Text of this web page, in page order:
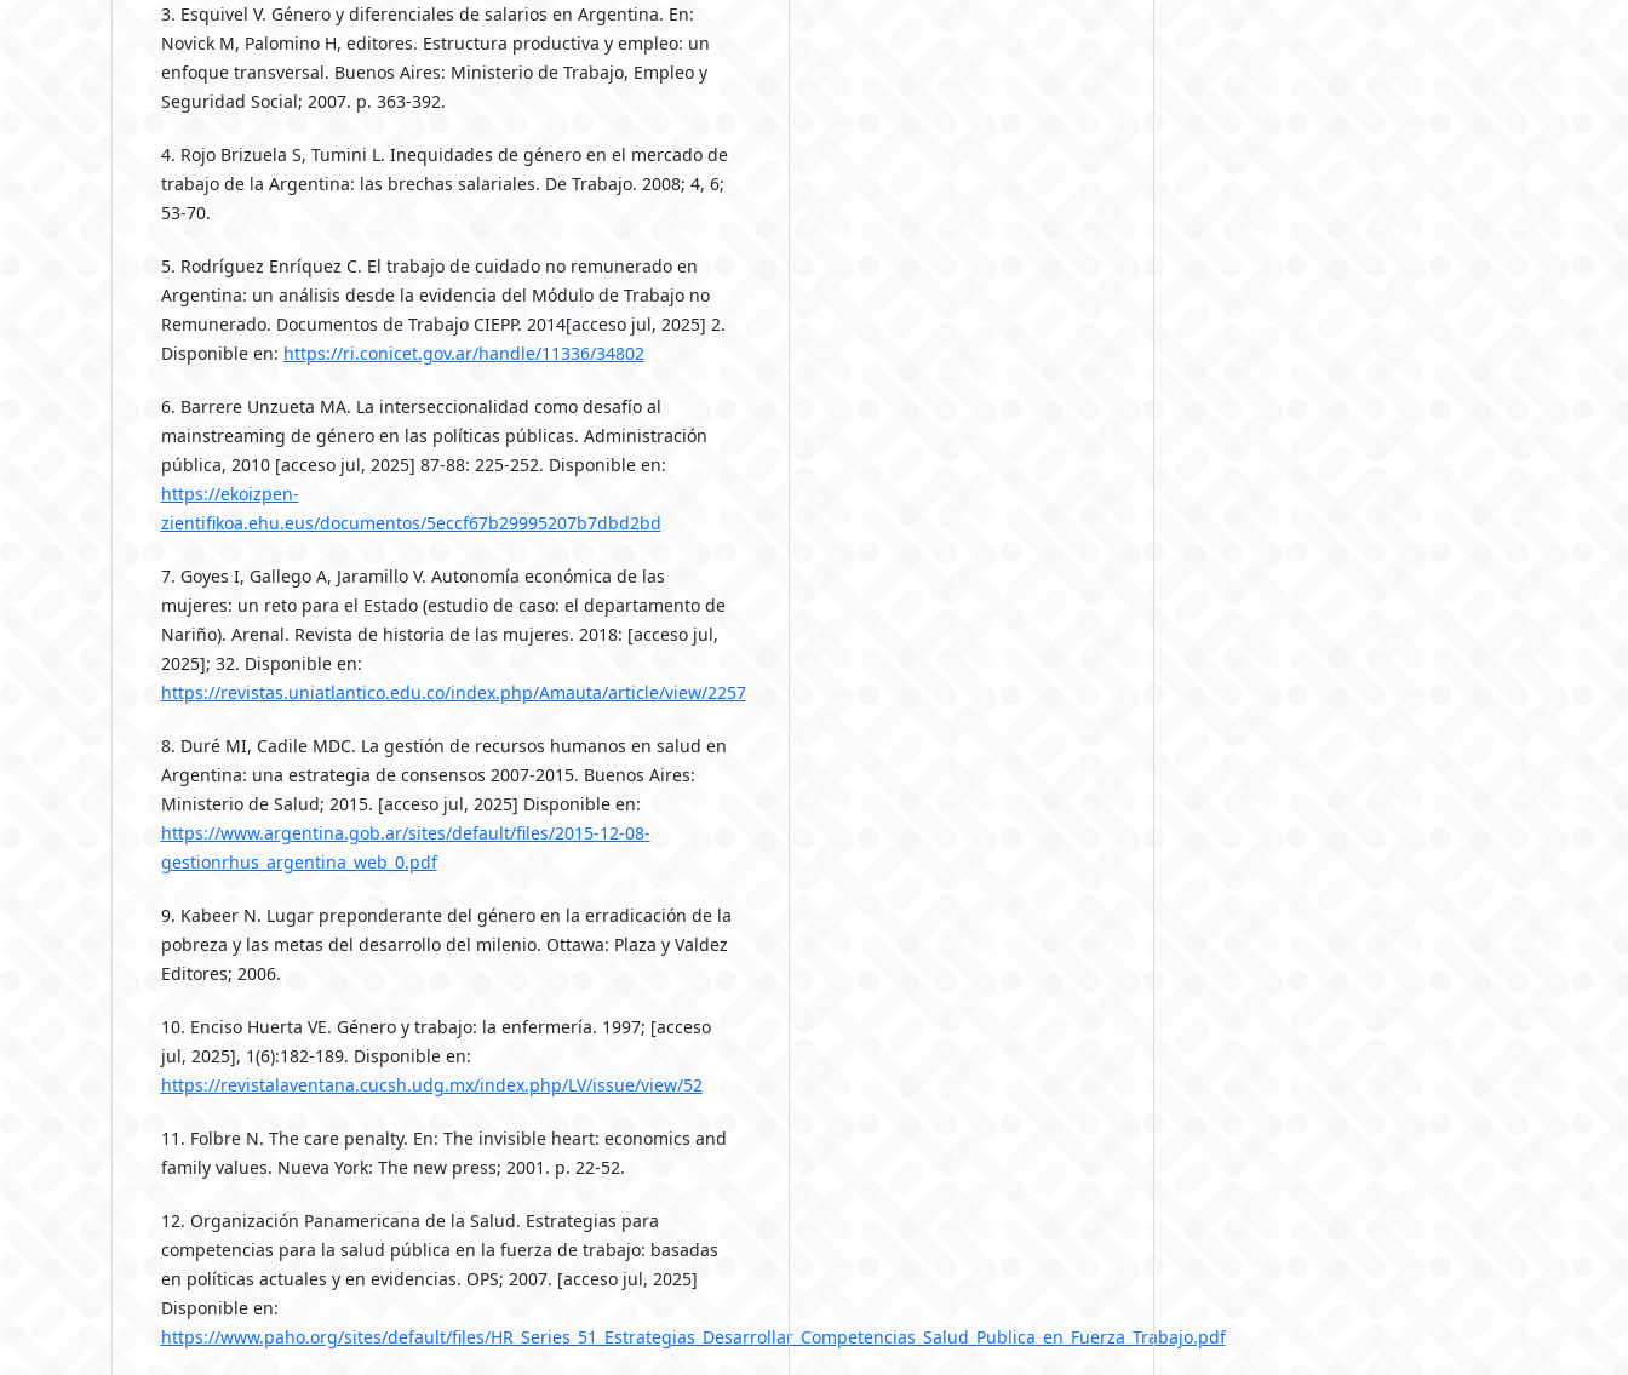
3. Esquivel V. Género y diferenciales de salarios en Argentina. En:
Novick M, Palomino H, editores. Estructura productiva y empleo: un
enfoque transversal. Buenos Aires: Ministerio de Trabajo, Empleo y
Seguridad Social; 2007. p. 363-392.
4. Rojo Brizuela S, Tumini L. Inequidades de género en el mercado de
trabajo de la Argentina: las brechas salariales. De Trabajo. 2008; 4, 6;
53-70.
5. Rodríguez Enríquez C. El trabajo de cuidado no remunerado en
Argentina: un análisis desde la evidencia del Módulo de Trabajo no
Remunerado. Documentos de Trabajo CIEPP. 2014[acceso jul, 2025] 2.
Disponible en: https://ri.conicet.gov.ar/handle/11336/34802
6. Barrere Unzueta MA. La interseccionalidad como desafío al
mainstreaming de género en las políticas públicas. Administración
pública, 2010 [acceso jul, 2025] 87-88: 225-252. Disponible en:
https://ekoizpen-
zientifikoa.ehu.eus/documentos/5eccf67b29995207b7dbd2bd
7. Goyes I, Gallego A, Jaramillo V. Autonomía económica de las
mujeres: un reto para el Estado (estudio de caso: el departamento de
Nariño). Arenal. Revista de historia de las mujeres. 2018: [acceso jul,
2025]; 32. Disponible en:
https://revistas.uniatlantico.edu.co/index.php/Amauta/article/view/2257
8. Duré MI, Cadile MDC. La gestión de recursos humanos en salud en
Argentina: una estrategia de consensos 2007-2015. Buenos Aires:
Ministerio de Salud; 2015. [acceso jul, 2025] Disponible en:
https://www.argentina.gob.ar/sites/default/files/2015-12-08-
gestionrhus_argentina_web_0.pdf
9. Kabeer N. Lugar preponderante del género en la erradicación de la
pobreza y las metas del desarrollo del milenio. Ottawa: Plaza y Valdez
Editores; 2006.
10. Enciso Huerta VE. Género y trabajo: la enfermería. 1997; [acceso
jul, 2025], 1(6):182-189. Disponible en:
https://revistalaventana.cucsh.udg.mx/index.php/LV/issue/view/52
11. Folbre N. The care penalty. En: The invisible heart: economics and
family values. Nueva York: The new press; 2001. p. 22-52.
12. Organización Panamericana de la Salud. Estrategias para
competencias para la salud pública en la fuerza de trabajo: basadas
en políticas actuales y en evidencias. OPS; 2007. [acceso jul, 2025]
Disponible en:
https://www.paho.org/sites/default/files/HR_Series_51_Estrategias_Desarrollar_Competencias_Salud_Publica_en_Fuerza_Trabajo.pdf